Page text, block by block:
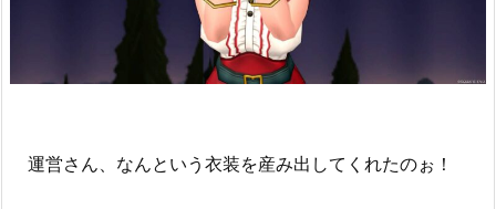
運営さん、なんという衣装を産み出してくれたのぉ！